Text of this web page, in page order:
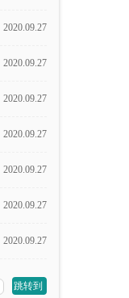
2020.09.27
2020.09.27
2020.09.27
2020.09.27
2020.09.27
2020.09.27
2020.09.27
跳转到